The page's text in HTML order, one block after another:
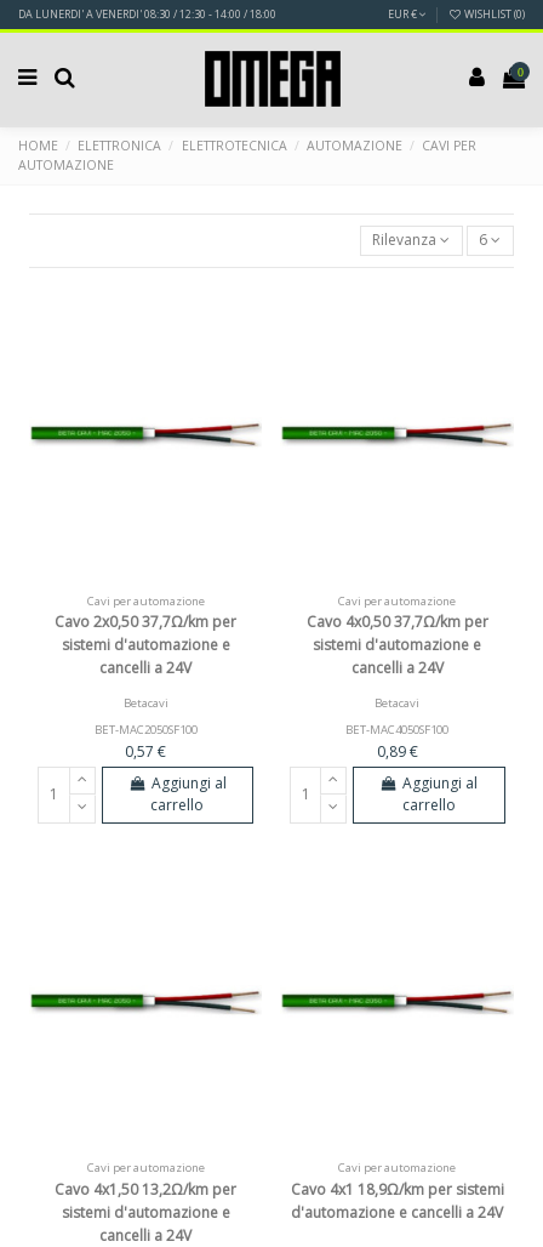
DA LUNERDI' A VENERDI' 08:30 / 12:30 - 14:00 / 18:00 EUR € WISHLIST (0)
0
HOME ELETTRONICA ELETTROTECNICA AUTOMAZIONE
CAVI PER
AUTOMAZIONE
Rilevanza 6
Cavi per automazione
Cavo 2x0,50 37,7Ω/km per
sistemi d'automazione e
cancelli a 24V
Betacavi
BET-MAC2050SF100
0,57 €
Aggiungi al
carrello
Cavi per automazione
Cavo 4x0,50 37,7Ω/km per
sistemi d'automazione e
cancelli a 24V
Betacavi
BET-MAC4050SF100
0,89 €
Aggiungi al
carrello
Cavi per automazione
Cavo 4x1,50 13,2Ω/km per
sistemi d'automazione e
cancelli a 24V
Cavi per automazione
Cavo 4x1 18,9Ω/km per sistemi
d'automazione e cancelli a 24V